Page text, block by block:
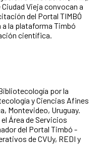
Vieja convocan a
del Portal TIMBÓ
a la plataforma Timbó
científica.
por la
y Ciencias Afines
Montevideo, Uruguay.
Área de Servicios
del Portal Timbó -
de CVUy, REDI y